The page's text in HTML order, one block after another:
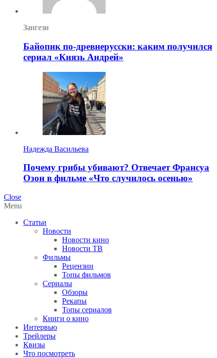
Зангези
Байопик по-древнерусски: каким получился
сериал «Князь Андрей»
Надежда Васильева
Почему грибы убивают? Отвечает Франсуа
Озон в фильме «Что случилось осенью»
Close
Menu
Статьи
Новости
Новости кино
Новости ТВ
Фильмы
Рецензии
Топы фильмов
Сериалы
Обзоры
Рекапы
Топы сериалов
Книги о кино
Интервью
Трейлеры
Квизы
Что посмотреть